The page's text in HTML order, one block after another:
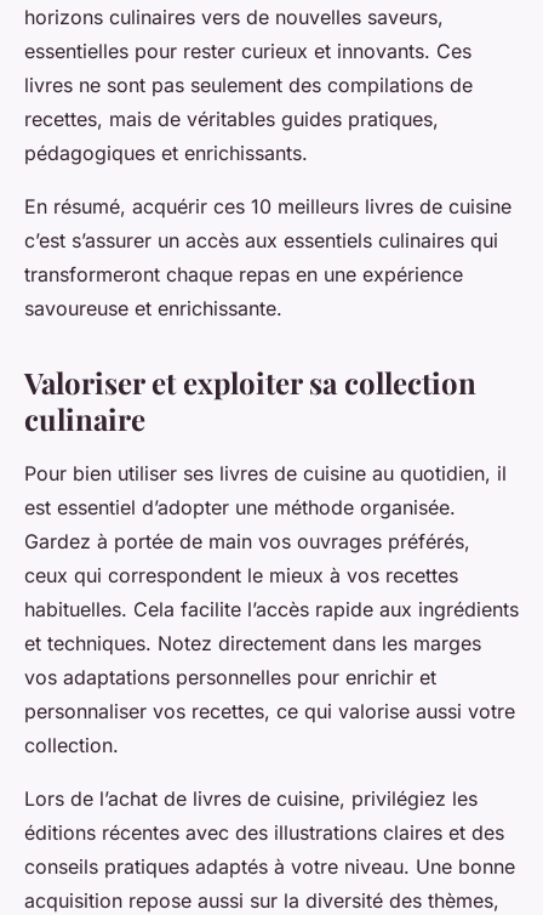
horizons culinaires vers de nouvelles saveurs,
essentielles pour rester curieux et innovants. Ces
livres ne sont pas seulement des compilations de
recettes, mais de véritables guides pratiques,
pédagogiques et enrichissants.
En résumé, acquérir ces 10 meilleurs livres de cuisine
c’est s’assurer un accès aux essentiels culinaires qui
transformeront chaque repas en une expérience
savoureuse et enrichissante.
Valoriser et exploiter sa collection
culinaire
Pour bien utiliser ses livres de cuisine au quotidien, il
est essentiel d’adopter une méthode organisée.
Gardez à portée de main vos ouvrages préférés,
ceux qui correspondent le mieux à vos recettes
habituelles. Cela facilite l’accès rapide aux ingrédients
et techniques. Notez directement dans les marges
vos adaptations personnelles pour enrichir et
personnaliser vos recettes, ce qui valorise aussi votre
collection.
Lors de l’achat de livres de cuisine, privilégiez les
éditions récentes avec des illustrations claires et des
conseils pratiques adaptés à votre niveau. Une bonne
acquisition repose aussi sur la diversité des thèmes,